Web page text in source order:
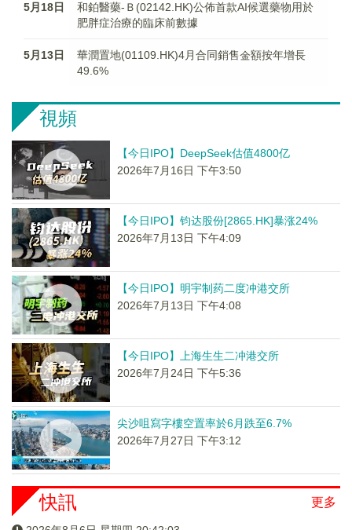
5月18日
和鉑醫藥-Ｂ(02142.HK)公佈首款AI候選藥物用於
肥胖症治療的臨床前數據
5月13日
華潤置地(01109.HK)4月合同銷售金額按年增長
49.6%
視頻
【今日IPO】DeepSeek估值4800亿
2026年7月16日 下午3:50
【今日IPO】钧达股份[2865.HK]暴涨24%
2026年7月13日 下午4:09
【今日IPO】明宇制药二度冲港交所
2026年7月13日 下午4:08
【今日IPO】上海生生二冲港交所
2026年7月24日 下午5:36
尖沙咀寫字樓空置率於6月跌至6.7%
2026年7月27日 下午3:12
更多
快訊